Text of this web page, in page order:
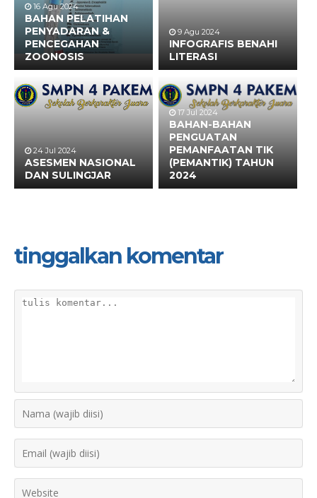
16 Agu 2024
BAHAN PELATIHAN
PENYADARAN &
PENCEGAHAN
ZOONOSIS
9 Agu 2024
INFOGRAFIS BENAHI
LITERASI
24 Jul 2024
ASESMEN NASIONAL
DAN SULINGJAR
17 Jul 2024
BAHAN-BAHAN
PENGUATAN
PEMANFAATAN TIK
(PEMANTIK) TAHUN
2024
tinggalkan komentar